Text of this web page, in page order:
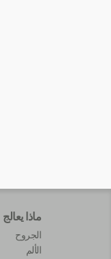
ماذا يعالج
الجروح
الألم